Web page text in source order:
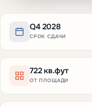
Q4 2028
СРОК СДАЧИ
722 кв.фут
ОТ ПЛОЩАДИ